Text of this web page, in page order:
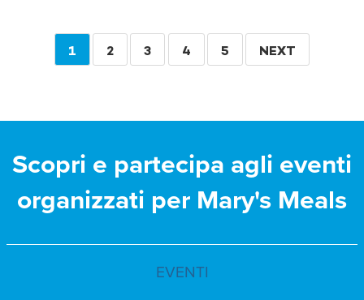
Paginazione
PAGINA
1 PAGINA
2 PAGINA
3 PAGINA
4 PAGINA
5
PAGINA
NEXT
Scopri e partecipa agli eventi
organizzati per Mary's Meals
EVENTI